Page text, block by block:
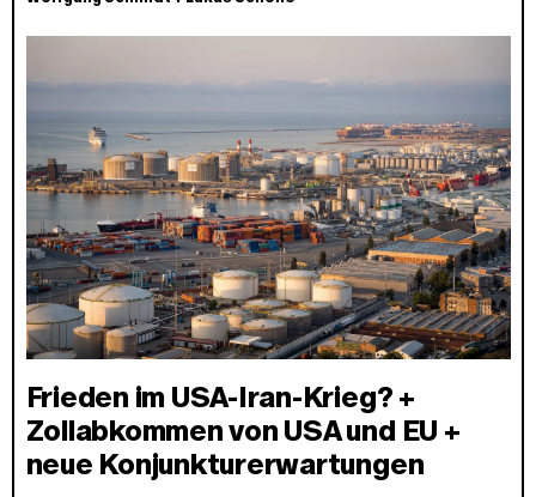
Frieden im USA-Iran-Krieg? +
Zollabkommen von USA und EU +
neue Konjunkturerwartungen